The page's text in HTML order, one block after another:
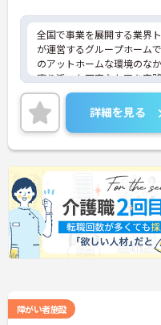
全国で事業を展開する業界
が運営するグループホーム
のアットホームな環境のな
寄り添った丁寧なケアを実
に力を入れており年間休日
ほか毎月付与されるリフレ
休を取得することも可能で
しておりこども休暇や産休
めご家庭との両立を目指す
ています。最大185万円の
の補助が受けられる独自の
らではの待遇が魅力です。
しており、規定内で髪色や
資格者の方が個性を活かし
アップできるおすすめの職
に合わせて長く働ける環境で
詳細を見る
障がい者施設